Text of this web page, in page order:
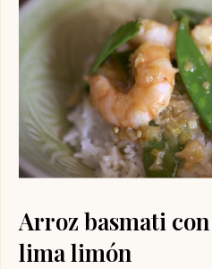
Arroz basmati
lima limón